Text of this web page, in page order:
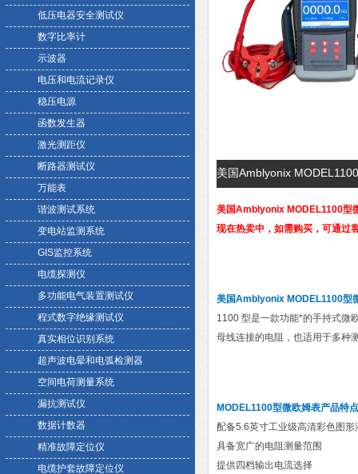
低压电器安全测试仪
数字比率计
示波器
电压和电流记录仪
稳压电源
函数发生器
激光测距仪
断路器测试仪
万能表
谐波测试系统
变电站监测系统
GIS监控系统
电缆探测仪
多功能电气装置测试仪
程式数字绝缘测试仪
真实相位识别系统
超声波电晕和电弧检测器
空间电荷测量系统
漏抗测试仪
数据计数器
精准故障定位仪
电缆护套故障定位仪
美国Amblyonix
美国Amblyonix MODEL1100型
现在热卖中，如需购买，可通过
美国Amblyonix MODEL1100型
1100 型是一款功能*的手持式微
母线连接的电阻，也适用于多种
MODEL1100型微欧姆表产品特点
配备5.6英寸工业级高清彩色图形
具备宽广的电阻测量范围
提供四档输出电流选择